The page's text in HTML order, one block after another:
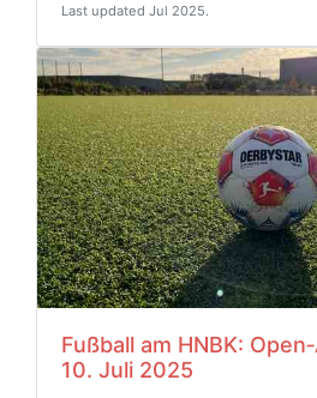
Last updated Jul 2025.
Fußball am HNBK:
10. Juli 2025